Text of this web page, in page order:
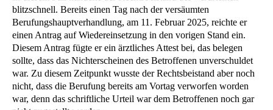
blitzschnell. Bereits einen Tag nach der versäumten
Berufungshauptverhandlung, am 11. Februar 2025, reichte er
einen Antrag auf Wiedereinsetzung in den vorigen Stand ein.
Diesem Antrag fügte er ein ärztliches Attest bei, das belegen
sollte, dass das Nichterscheinen des Betroffenen unverschuldet
war. Zu diesem Zeitpunkt wusste der Rechtsbeistand aber noch
nicht, dass die Berufung bereits am Vortag verworfen worden
war, denn das schriftliche Urteil war dem Betroffenen noch gar